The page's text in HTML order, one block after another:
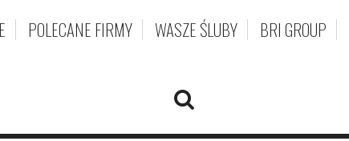
POLECANE FIRMY WASZE ŚLUBY BRI GROUP